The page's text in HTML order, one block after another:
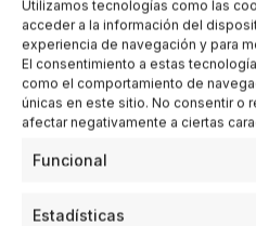
Utilizamos tecnologías como las
acceder a la información del
experiencia de navegación y para
El consentimiento a estas
como el comportamiento de
únicas en este sitio. No consentir o
afectar negativamente a ciertas
Funcional
Estadísticas